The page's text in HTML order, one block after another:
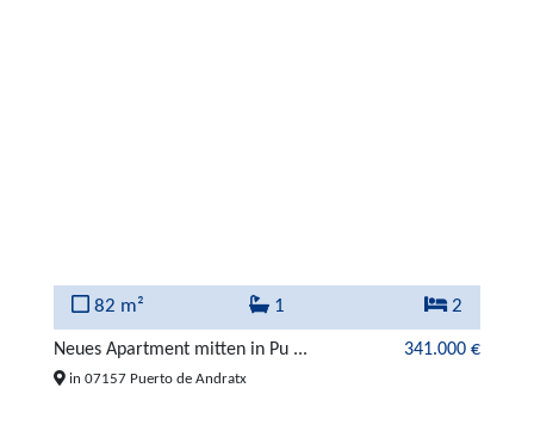
82 m² 1 2
Neues Apartment mitten in Pu ... 341.000 €
in 07157 Puerto de Andratx